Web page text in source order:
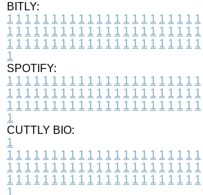
BITLY:
1 1 1 1 1 1 1 1 1 1 1 1 1 1 1 1 1 1 1 1 1 1
1 1 1 1 1 1 1 1 1 1 1 1 1 1 1 1 1 1 1 1 1 1
1 1 1 1 1 1 1 1 1 1 1 1 1 1 1 1 1 1 1 1 1 1
1
SPOTIFY:
1 1 1 1 1 1 1 1 1 1 1 1 1 1 1 1 1 1 1 1 1 1
1 1 1 1 1 1 1 1 1 1 1 1 1 1 1 1 1 1 1 1 1 1
1 1 1 1 1 1 1 1 1 1 1 1 1 1 1 1 1 1 1 1 1 1
1
CUTTLY BIO:
1
1 1 1 1 1 1 1 1 1 1 1 1 1 1 1 1 1 1 1 1 1 1
1 1 1 1 1 1 1 1 1 1 1 1 1 1 1 1 1 1 1 1 1 1
1 1 1 1 1 1 1 1 1 1 1 1 1 1 1 1 1 1 1 1 1 1
1